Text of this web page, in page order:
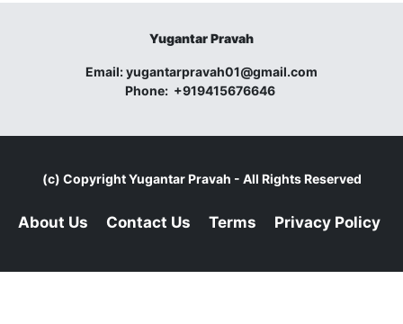
Yugantar Pravah
Email:yugantarpravah01@gmail.com
Phone: +919415676646
(c) CopyrightYugantar Pravah - All Rights Reserved
About Us Contact Us Terms Privacy Policy